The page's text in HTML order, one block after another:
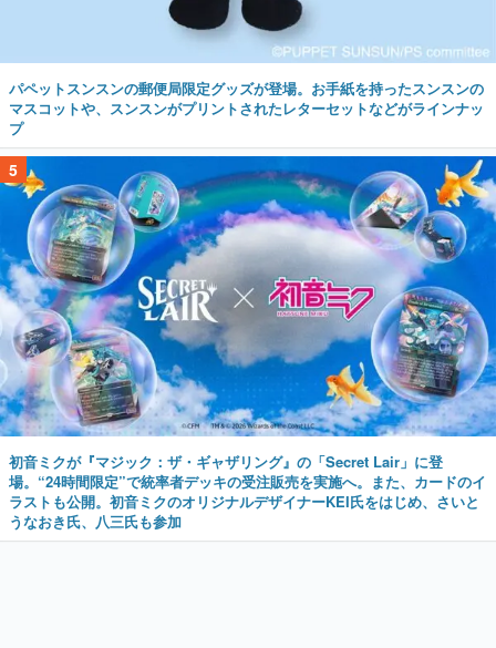
パペットスンスンの郵便局限定グッズが登場。お手紙を持ったスンスンの
マスコットや、スンスンがプリントされたレターセットなどがラインナッ
プ
5
初音ミクが『マジック：ザ・ギャザリング』の「Secret Lair」に登
場。“24時間限定”で統率者デッキの受注販売を実施へ。また、カードのイ
ラストも公開。初音ミクのオリジナルデザイナーKEI氏をはじめ、さいと
うなおき氏、八三氏も参加